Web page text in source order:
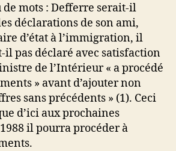
de mots : Defferre serait-il
les déclarations de son ami,
d’état à l’immigration, il
il pas déclaré avec satisfaction
de l’Intérieur « a procédé
» avant d’ajouter non
sans précédents » (1). Ceci
d’ici aux prochaines
il pourra procéder à